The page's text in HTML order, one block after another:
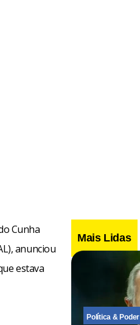
Cunha
anunciou
estava
Mais Lidas
Política & Poder